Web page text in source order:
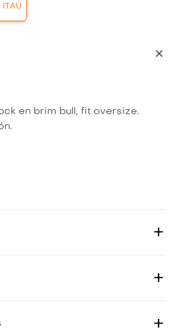
ITAÚ
en brim bull, fit oversize.